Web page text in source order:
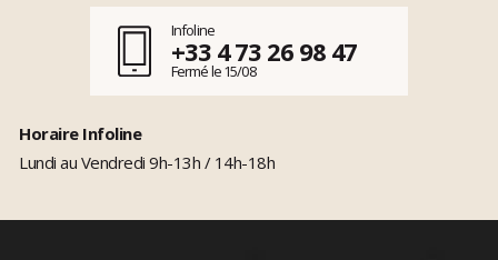
Infoline
+33 4 73 26 98 47
Fermé le 15/08
Horaire Infoline
Lundi au Vendredi 9h-13h / 14h-18h